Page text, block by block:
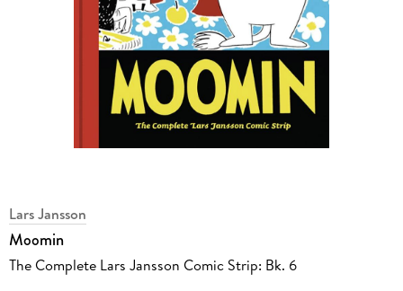
Lars Jansson
Moomin
The Complete Lars Jansson Comic Strip: Bk. 6